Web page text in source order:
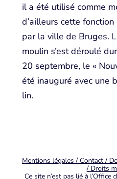
il a été utilisé comme
d’ailleurs cette fonction
par la ville de Bruges.
moulin s’est déroulé
20 septembre, le «
été inauguré avec une
lin.
Mentions légales / Contact /
/ Droits
Ce site n’est pas lié à